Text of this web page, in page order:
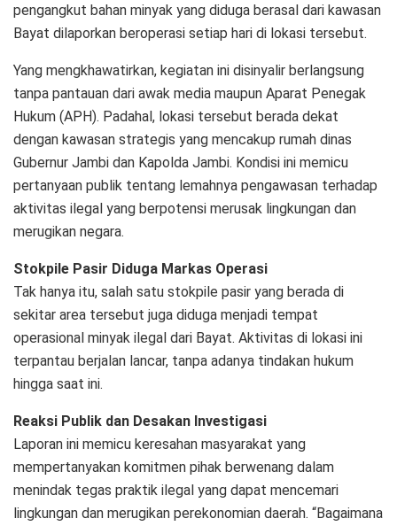
pengangkut bahan minyak yang diduga berasal dari kawasan
Bayat dilaporkan beroperasi setiap hari di lokasi tersebut.
Yang mengkhawatirkan, kegiatan ini disinyalir berlangsung
tanpa pantauan dari awak media maupun Aparat Penegak
Hukum (APH). Padahal, lokasi tersebut berada dekat
dengan kawasan strategis yang mencakup rumah dinas
Gubernur Jambi dan Kapolda Jambi. Kondisi ini memicu
pertanyaan publik tentang lemahnya pengawasan terhadap
aktivitas ilegal yang berpotensi merusak lingkungan dan
merugikan negara.
Stokpile Pasir Diduga Markas Operasi
Tak hanya itu, salah satu stokpile pasir yang berada di
sekitar area tersebut juga diduga menjadi tempat
operasional minyak ilegal dari Bayat. Aktivitas di lokasi ini
terpantau berjalan lancar, tanpa adanya tindakan hukum
hingga saat ini.
Reaksi Publik dan Desakan Investigasi
Laporan ini memicu keresahan masyarakat yang
mempertanyakan komitmen pihak berwenang dalam
menindak tegas praktik ilegal yang dapat mencemari
lingkungan dan merugikan perekonomian daerah. “Bagaimana